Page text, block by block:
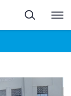
Pesquisa